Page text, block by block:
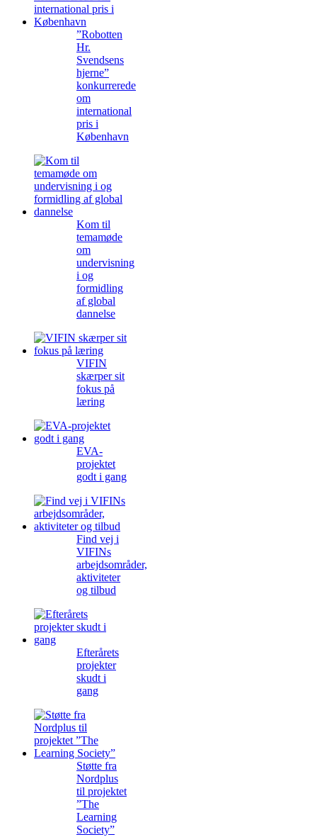
”Robotten
Hr.
Svendsens
hjerne”
konkurrerede
om
international
pris i
København
Kom til
temamøde
om
undervisning
i og
formidling
af global
dannelse
VIFIN
skærper sit
fokus på
læring
EVA-
projektet
godt i gang
Find vej i
VIFINs
arbejdsområder,
aktiviteter
og tilbud
Efterårets
projekter
skudt i
gang
Støtte fra
Nordplus
til projektet
”The
Learning
Society”